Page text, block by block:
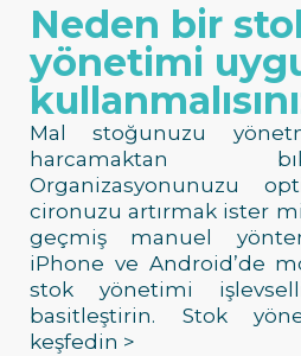
Neden bir
yönetimi
Mal stoğunuzu
harcamaktan
Organizasyonunuzu
cironuzu artırmak ister
geçmiş manuel
iPhone ve Android’de
stok yönetimi
basitleştirin. Stok
keşfedin >